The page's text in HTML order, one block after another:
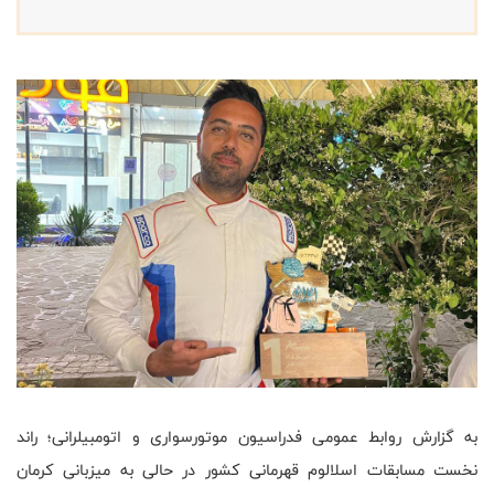
به گزارش روابط عمومی فدراسیون موتورسواری و اتومبیلرانی؛ راند
نخست مسابقات اسلالوم قهرمانی کشور در حالی به میزبانی کرمان